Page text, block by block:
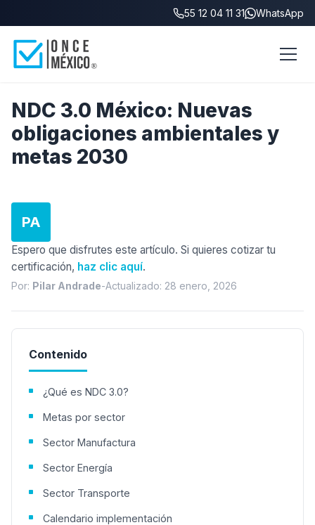
55 12 04 11 31 WhatsApp
NDC 3.0 México: Nuevas
obligaciones ambientales y
metas 2030
PA
Espero que disfrutes este artículo. Si quieres cotizar tu
certificación, haz clic aquí.
Por: Pilar Andrade-Actualizado: 28 enero, 2026
Contenido
¿Qué es NDC 3.0?
Metas por sector
Sector Manufactura
Sector Energía
Sector Transporte
Calendario implementación